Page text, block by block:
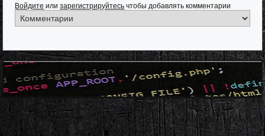
Войдите илизарегистрируйтесь чтобы добавлять комментарии